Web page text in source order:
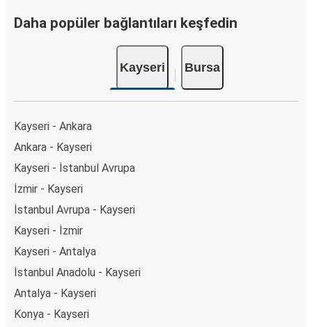
Daha popüler bağlantıları keşfedin
Kayseri Bursa
Kayseri - Ankara
Ankara - Kayseri
Kayseri - İstanbul Avrupa
İzmir - Kayseri
İstanbul Avrupa - Kayseri
Kayseri - İzmir
Kayseri - Antalya
İstanbul Anadolu - Kayseri
Antalya - Kayseri
Konya - Kayseri